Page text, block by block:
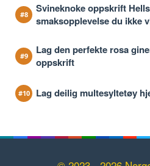
Svineknoke oppskrift
smaksopplevelse du ikke
Lag den perfekte rosa
oppskrift
Lag deilig multesyltetøy